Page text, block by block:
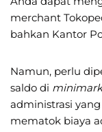
merchant
bahkan Kantor
Namun, perlu
saldo di
administrasi
mematok biaya